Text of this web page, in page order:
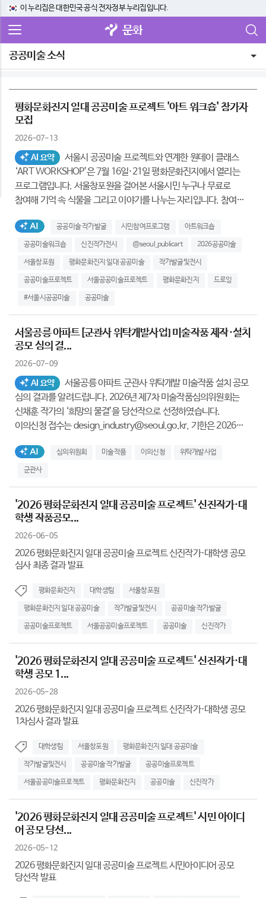
이 누리집은 대한민국 공식 전자정부 누리집입니다.
문화
공공미술 소식
평화문화진지 일대 공공미술 프로젝트 '아트 워크숍' 참가자
모집
2026-07-13
AI 요약
서울시 공공미술 프로젝트와 연계한 원데이 클래스
‘ART WORKSHOP’은 7월 16일·21일 평화문화진지에서 열리는
프로그램입니다. 서울창포원을 걸어본 서울시민 누구나 무료로
참여해 기억 속 식물을 그리고 이야기를 나누는 자리입니다. 참여
재탄생할 예정입니다. 서울시 공공서비스예약 누리집에서
선착순으로 신청하실 수 있습니다.
AI생성태그 공공미술 작가발굴 시민참여프로그램 아트워크숍
공공미술워크숍 신진작가전시 @seoul_publicart 2026공공미술
서울창포원 평화문화진지 일대 공공미술 작가발굴및전시
공공미술프로젝트 서울공공미술프로젝트 평화문화진지 드로잉
#서울시공공미술 공공미술
서울공릉 아파트[군관사 위탁개발사업] 미술작품 제작·설치
공모 심의 결...
2026-07-09
AI 요약
서울공릉 아파트 군관사 위탁개발 미술작품 설치 공모
심의 결과를 알려드립니다. 2026년 제7차 미술작품심의위원회는
신채훈 작가의 ‘희망의 물결’을 당선작으로 선정하였습니다.
이의신청 접수는 design_industry@seoul.go.kr, 기한은 2026년
AI생성태그
심의위원회 미술작품 이의신청 위탁개발사업
군관사
'2026 평화문화진지 일대 공공미술 프로젝트' 신진작가·대
학생 작품공모...
2026-06-05
2026 평화문화진지 일대 공공미술 프로젝트 신진작가·대학생 공모
심사 최종 결과 발표
평화문화진지 대학생팀 서울창포원
평화문화진지 일대 공공미술 작가발굴및전시 공공미술 작가발굴
공공미술프로젝트 서울공공미술프로젝트 공공미술 신진작가
'2026 평화문화진지 일대 공공미술 프로젝트' 신진작가·대
학생 공모 1...
2026-05-28
2026 평화문화진지 일대 공공미술 프로젝트 신진작가·대학생 공모
1차심사 결과 발표
대학생팀 서울창포원 평화문화진지 일대 공공미술
작가발굴및전시 공공미술 작가발굴 공공미술프로젝트
서울공공미술프로젝트 평화문화진지 공공미술 신진작가
'2026 평화문화진지 일대 공공미술 프로젝트' 시민 아이디
어 공모 당선...
2026-05-12
2026 평화문화진지 일대 공공미술 프로젝트 시민아이디어 공모
당선작 발표